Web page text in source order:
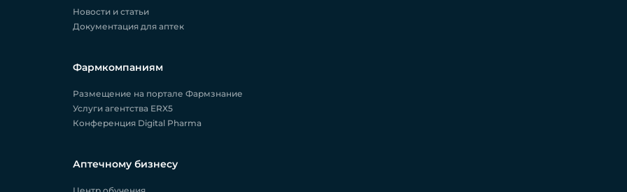
Новости и статьи
Документация для аптек
Фармкомпаниям
Размещение на портале Фармзнание
Услуги агентства ERX5
Конференция Digital Pharma
Аптечному бизнесу